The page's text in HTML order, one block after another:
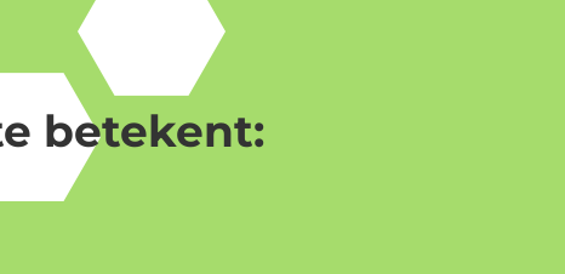
betekent: